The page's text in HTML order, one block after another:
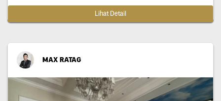
Lihat Detail
MAX RATAG